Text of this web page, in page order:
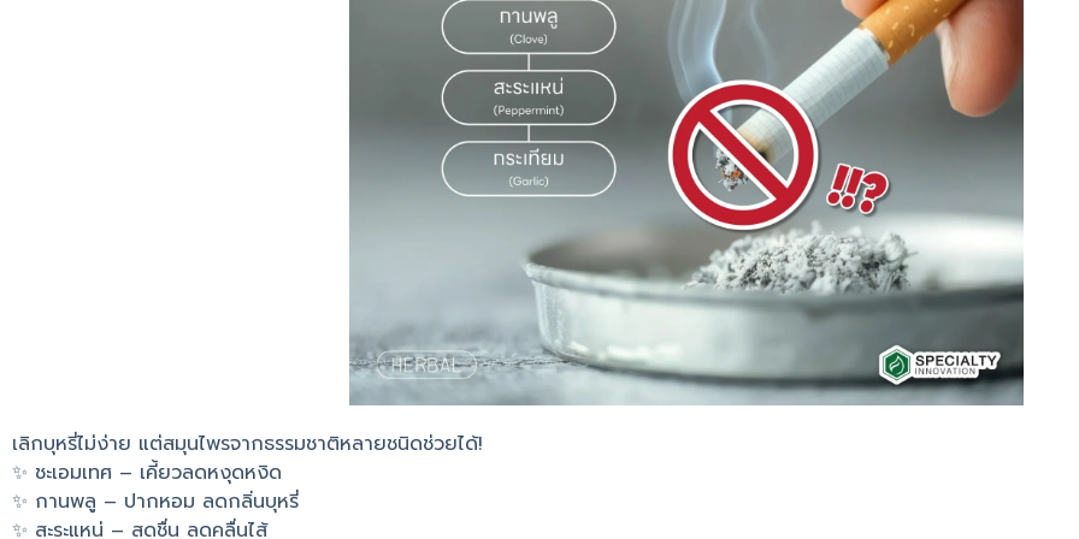
เลิกบุหรี่ไม่ง่าย แต่สมุนไพรจากธรรมชาติหลายชนิดช่วยได้!
✨ ชะเอมเทศ – เคี้ยวลดหงุดหงิด
✨ กานพลู – ปากหอม ลดกลิ่นบุหรี่
✨ สะระแหน่ – สดชื่น ลดคลื่นไส้